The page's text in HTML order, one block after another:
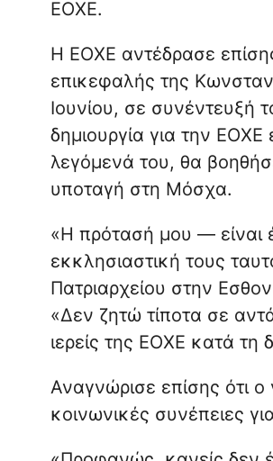
ΕΟΧΕ.
Η ΕΟΧΕ αντέδρασε
επικεφαλής της
Ιουνίου, σε συνέντευξή
δημιουργία για την
λεγόμενά του, θα
υποταγή στη Μόσχα.
«Η πρότασή μου — είναι
εκκλησιαστική τους
Πατριαρχείου στην
«Δεν ζητώ τίποτα σε
ιερείς της ΕΟΧΕ κατά τη
Αναγνώρισε επίσης ότι
κοινωνικές συνέπειες